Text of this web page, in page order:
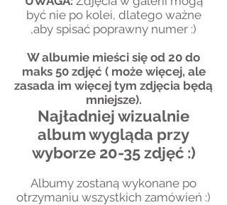
być nie po kolei, dlatego ważne
,aby spisać poprawny numer :)
W albumie mieści się od 20 do
maks 50 zdjęć ( może więcej, ale
zasada im więcej tym zdjęcia będą
mniejsze).
Najładniej wizualnie
album wygląda przy
wyborze 20-35 zdjęć :)
Albumy zostaną wykonane po
otrzymaniu wszystkich zamówień :)